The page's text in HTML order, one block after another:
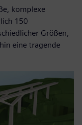
komplexe
150
Größen,
eine tragende